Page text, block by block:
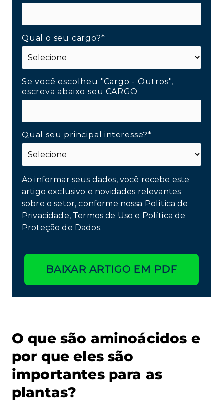
Qual o seu cargo?*
Se você escolheu "Cargo - Outros",
escreva abaixo seu CARGO
Qual seu principal interesse?*
Ao informar seus dados, você recebe este
artigo exclusivo e novidades relevantes
sobre o setor, conforme nossa Política de
Privacidade, Termos de Uso e Política de
Proteção de Dados.
BAIXAR ARTIGO EM PDF
O que são aminoácidos e
por que eles são
importantes para as
plantas?